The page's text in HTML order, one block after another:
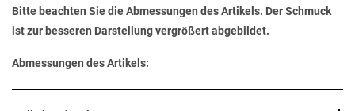
Bitte beachten Sie die Abmessungen des Artikels. Der Schmuck
ist zur besseren Darstellung vergrößert abgebildet.
Abmessungen des Artikels: